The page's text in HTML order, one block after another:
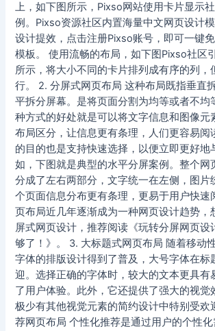
上，如下图所示，Pixso网站使用卡片显示
例。Pixso资源社区内置海量中文网页设计
设计提效，点击注册Pixso账号，即可一键
模板。 使用流畅的布局，如下图Pixso社区
所示，将大小不同的卡片排列成有序的列，
行。 2. 分屏式网页布局 这种布局既指垂直
平拆分屏幕。是将页面分割为均等或者不均
种方式的好处就是可以将文字信息和图像元
布局区分，让信息更有条理，人们更容易阅
的目的也是支持快速选择，以便立即更好地
如，下图就是典型的水平分屏案例。整个网
分成了左右两部分，文字统一在左侧，图片
个页面信息分布更有条理，更易于用户快速
页布局近几年逐渐成为一种网页设计趋势，
屏式网页设计，推荐阅读《玩转分屏网页设
够了！》。 3. 大标题式网页布局 随着移动
字体的排版设计得到了普及，大号字体在标
迎。选择正确的字体时，较大的文本更具有
了用户体验。此外，它还提供了强大的视觉
极少有其他视觉元素的简约设计中特别受欢
荐网页布局 个性化推荐是通过用户的个性